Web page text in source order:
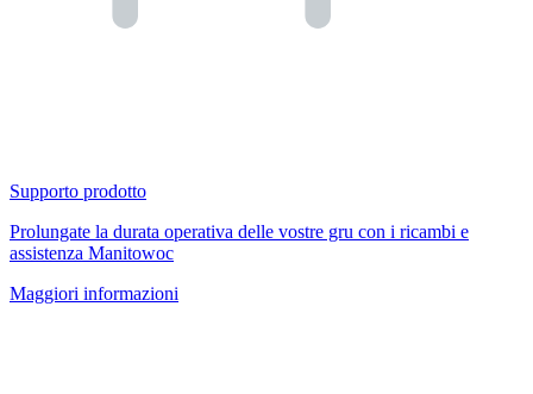
Supporto prodotto
Prolungate la durata operativa delle vostre gru con i ricambi e
assistenza Manitowoc
Maggiori informazioni